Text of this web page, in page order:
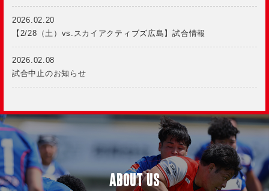
2026.02.20
【2/28（土）vs.スカイアクティブズ広島】試合情報
2026.02.08
試合中止のお知らせ
ABOUT US